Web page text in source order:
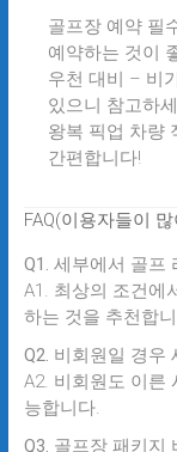
골프장 예약 필
예약하는 것이
우천 대비 – 비
있으니 참고하
왕복 픽업 차량
간편합니다!
FAQ(이용자들이
Q1. 세부에서 골프
A1. 최상의 조건에
하는 것을 추천합
Q2. 비회원일 경우
A2. 비회원도 이른
능합니다.
Q3. 골프장 패키지